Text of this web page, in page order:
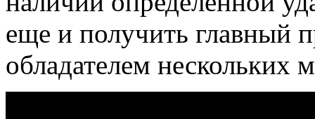
еще и получить главный
обладателем нескольких